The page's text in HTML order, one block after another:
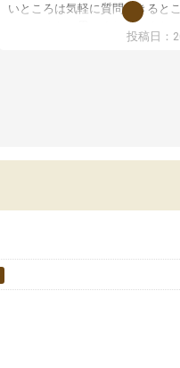
いところは気軽に質問できると
いところだと思いました。また
専門の先生にも変えて貰えたの
近くに自分の担当の先生だった
いるので分からないところをす
投稿日：